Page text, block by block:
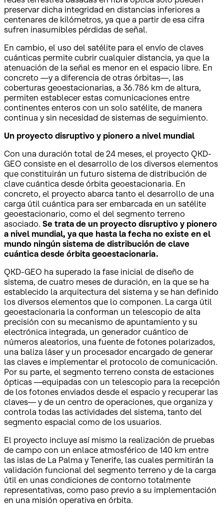
preservar dicha integridad en distancias inferiores a
centenares de kilómetros, ya que a partir de esa cifra
sufren inasumibles pérdidas de señal.
En cambio, el uso del satélite para el envío de claves
cuánticas permite cubrir cualquier distancia, ya que la
atenuación de la señal es menor en el espacio libre. En
concreto —y a diferencia de otras órbitas—, las
coberturas geoestacionarias, a 36.786 km de altura,
permiten establecer estas comunicaciones entre
continentes enteros con un solo satélite, de manera
continua y sin necesidad de sistemas de seguimiento.
Un proyecto disruptivo y pionero a nivel mundial
Con una duración total de 24 meses, el proyecto QKD-
GEO consiste en el desarrollo de los diversos elementos
que constituirán un futuro sistema de distribución de
clave cuántica desde órbita geoestacionaria. En
concreto, el proyecto abarca tanto el desarrollo de una
carga útil cuántica para ser embarcada en un satélite
geoestacionario, como el del segmento terreno
asociado. Se trata de un proyecto disruptivo y pionero
a nivel mundial, ya que hasta la fecha no existe en el
mundo ningún sistema de distribución de clave
cuántica desde órbita geoestacionaria.
QKD-GEO ha superado la fase inicial de diseño de
sistema, de cuatro meses de duración, en la que se ha
establecido la arquitectura del sistema y se han definido
los diversos elementos que lo componen. La carga útil
geoestacionaria la conforman un telescopio de alta
precisión con su mecanismo de apuntamiento y su
electrónica integrada, un generador cuántico de
números aleatorios, una fuente de fotones polarizados,
una baliza láser y un procesador encargado de generar
las claves e implementar el protocolo de comunicación.
Por su parte, el segmento terreno consta de estaciones
ópticas —equipadas con un telescopio para la recepción
de los fotones enviados desde el espacio y recuperar las
claves— y de un centro de operaciones, que organiza y
controla todas las actividades del sistema, tanto del
segmento espacial como de los usuarios.
El proyecto incluye así mismo la realización de pruebas
de campo con un enlace atmosférico de 140 km entre
las islas de La Palma y Tenerife, las cuales permitirán la
validación funcional del segmento terreno y de la carga
útil en unas condiciones de contorno totalmente
representativas, como paso previo a su implementación
en una misión operativa en órbita.